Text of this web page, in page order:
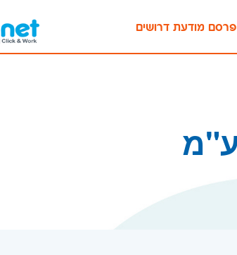
פרסם מודעת דרושים